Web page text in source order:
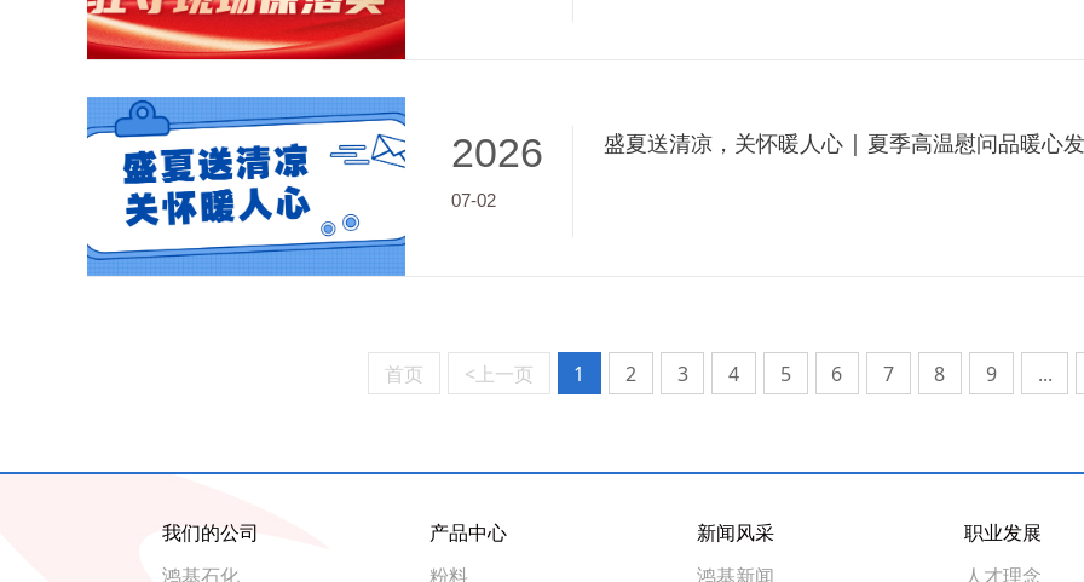
2026
07-02
盛夏送清凉，关怀暖人心 | 夏季高温慰问品暖心
首页 <上一页 1 2 3 4 5 6 7 8 9 ...
我们的公司
鸿基石化
产品中心
粉料
新闻风采
鸿基新闻
职业发展
人才理念